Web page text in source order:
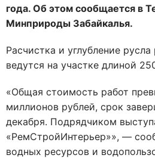
года. Об этом сообщается в
Минприроды Забайкалья.
Расчистка и углубление
ведутся на участке длиной
«Общая стоимость работ
миллионов рублей, срок
декабря. Подрядчиком
«РемСтройИнтерьер»», —
водных ресурсов и